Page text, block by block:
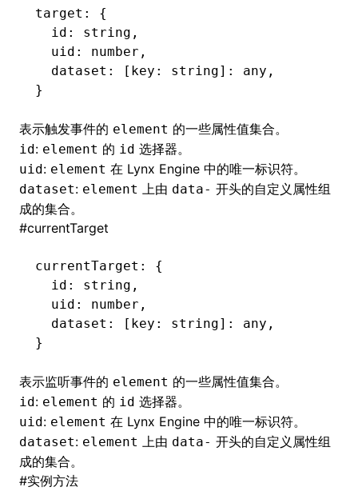
target :
{
  id
: string ,
  uid
: number ,
  dataset
: [key: string]: any ,
}
表示触发事件的 element 的一些属性值集合。
id: element 的 id 选择器。
uid: element 在 Lynx Engine 中的唯一标识符。
dataset: element 上由 data- 开头的自定义属性组
成的集合。
#currentTarget
currentTarget :
{
  id
: string ,
  uid
: number ,
  dataset
: [key: string]: any ,
}
表示监听事件的 element 的一些属性值集合。
id: element 的 id 选择器。
uid: element 在 Lynx Engine 中的唯一标识符。
dataset: element 上由 data- 开头的自定义属性组
成的集合。
#实例方法